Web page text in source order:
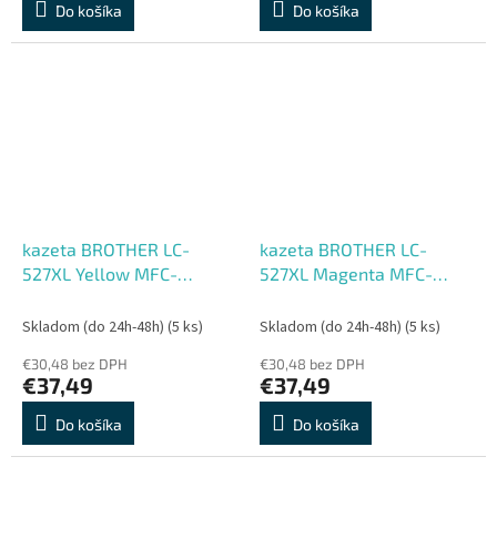
Do košíka Do košíka
kazeta BROTHER LC-
527XL Yellow MFC-
(2000 str.)
Skladom (do 24h-48h) (5 ks)
€30,48 bez DPH
€37,49
Do košíka
kazeta BROTHER LC-
527XL Magenta MFC-
(2000 str.)
Skladom (do 24h-48h) (5 ks)
€30,48 bez DPH
€37,49
Do košíka